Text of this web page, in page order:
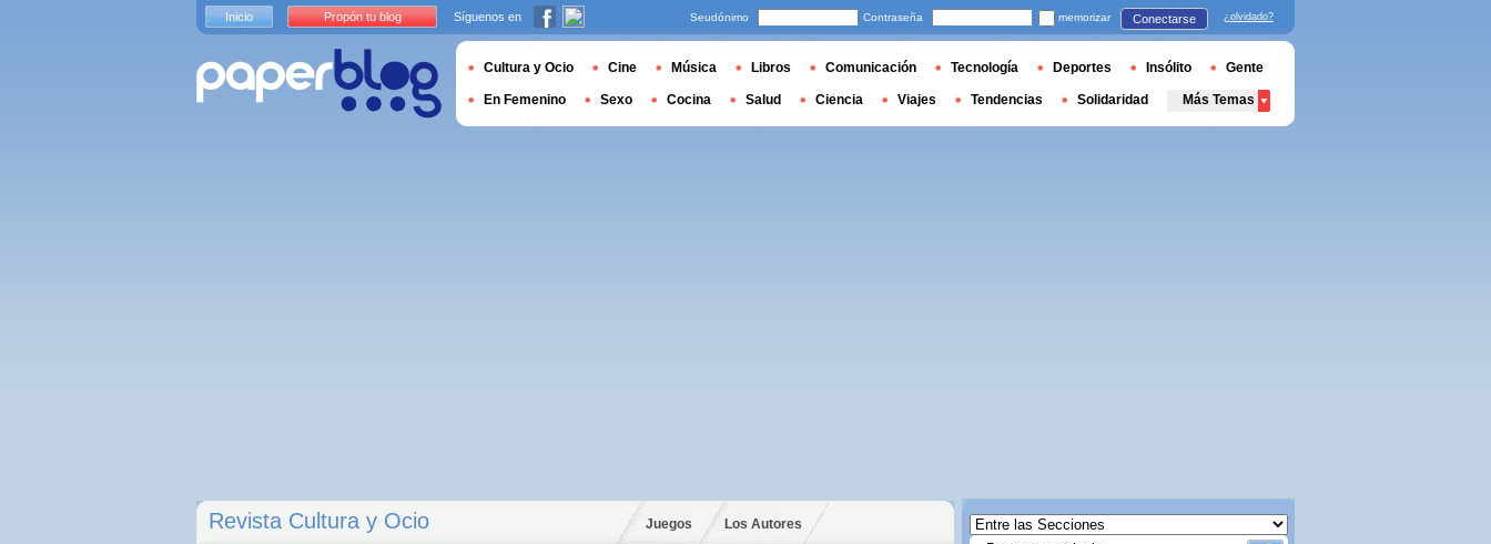
Revista Cultura y Ocio Juegos Los Autores
Inicio Propón tu blog Síguenos en Seudónimo Contraseña memorizar Conectarse ¿olvidado?
Cultura y Ocio Cine Música Libros Comunicación Tecnología Deportes Insólito Gente
En Femenino Sexo Cocina Salud Ciencia Viajes Tendencias Solidaridad Más Temas